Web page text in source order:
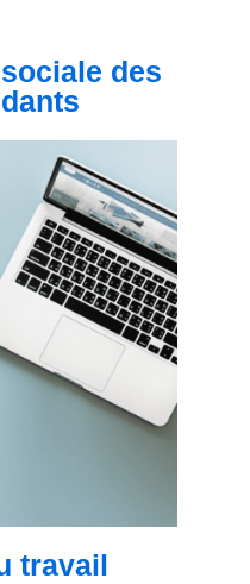
des
travail